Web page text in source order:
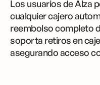
Los usuarios de Alza
cualquier cajero
reembolso completo
soporta retiros en
asegurando acceso